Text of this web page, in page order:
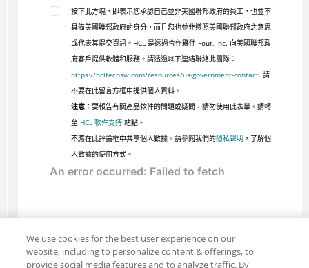
按下此方塊，即表示您承認自己並非美國聯邦政府的員工，也並不
具備美國聯邦政府的身分，而且您也並非遵照美國聯邦政府之意思
或代表其提交資訊。HCL 是透過合作夥伴 Four, Inc. 向美國聯邦政
府客戶提供軟體和服務。請透過以下連結聯絡此團隊：
https://hcltechsw.com/resources/us-government-contact. 請
不要在此留言方框中提供個人資料。
注意： 要報告有關產品軟件的問題或疑問，請勿使用此表單。請轉
至 HCL 軟件支持站點。
不應在此評論框中共享個人數據。請參閱我們的隱私聲明 ，了解個
人數據的使用方式。
We use cookies for the best user experience on our
website, including to personalize content & offerings, to
provide social media features and to analyze traffic. By